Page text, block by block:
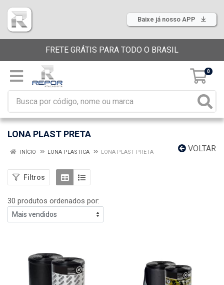
Baixe já nosso APP
FRETE GRÁTIS PARA TODO O BRASIL
0
LONA PLAST PRETA
VOLTAR
INÍCIO LONA PLASTICA LONA PLAST PRETA
Filtros
30 produtos ordenados por: